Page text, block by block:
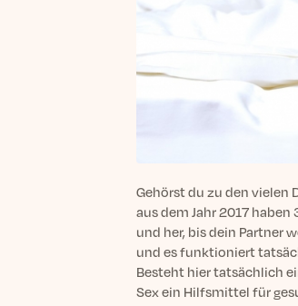
Gehörst du zu den vielen
aus dem Jahr 2017
und her, bis dein Partner
und es funktioniert
Besteht hier tatsächlich
Sex ein Hilfsmittel für